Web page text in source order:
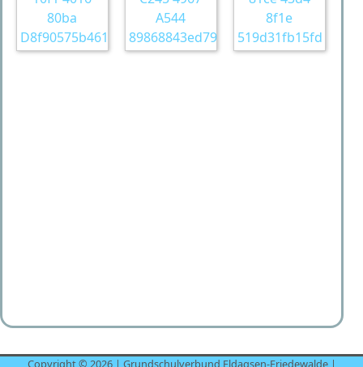
Copyright © 2026 | Grundschulverbund Eldagsen-Friedewalde |